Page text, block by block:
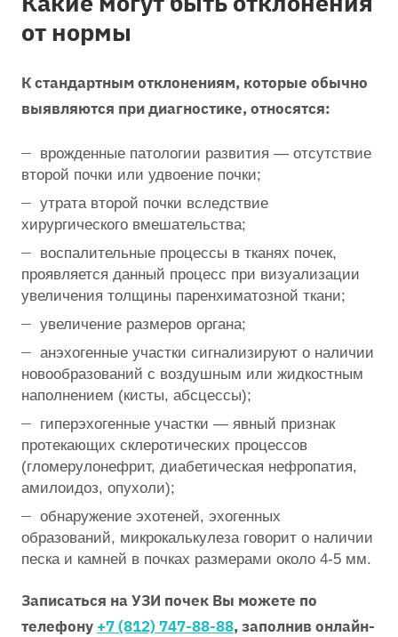
от нормы
К стандартным отклонениям, которые обычно
выявляются при диагностике, относятся:
врожденные патологии развития — отсутствие
второй почки или удвоение почки;
утрата второй почки вследствие
хирургического вмешательства;
воспалительные процессы в тканях почек,
проявляется данный процесс при визуализации
увеличения толщины паренхиматозной ткани;
увеличение размеров органа;
анэхогенные участки сигнализируют о наличии
новообразований с воздушным или жидкостным
наполнением (кисты, абсцессы);
гиперэхогенные участки — явный признак
протекающих склеротических процессов
(гломерулонефрит, диабетическая нефропатия,
амилоидоз, опухоли);
обнаружение эхотеней, эхогенных
образований, микрокалькулеза говорит о наличии
песка и камней в почках размерами около 4-5 мм.
Записаться на УЗИ почек Вы можете по
телефону +7 (812) 747-88-88,заполнив онлайн-